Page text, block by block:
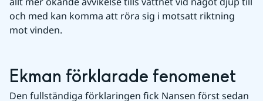
och med kan komma att röra sig i motsatt riktning
mot vinden.
Ekman förklarade fenomenet
Den fullständiga förklaringen fick Nansen först sedan